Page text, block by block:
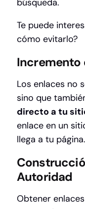
búsqueda.
Te puede
cómo evitarlo?
Incremento
Los enlaces no
sino que
directo a tu
enlace en un
llega a tu página.
Autoridad
Obtener